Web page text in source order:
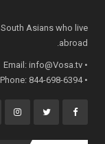
Asians who live
abroad.
• Email:
info@Vosa.tv
• Phone: 844-698-6394